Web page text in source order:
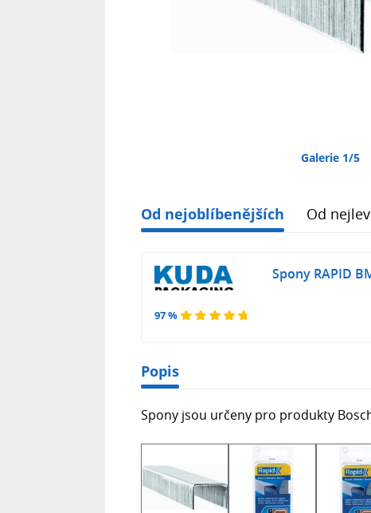
Galerie 1/5
Od nejoblíbenějších Od
97 %
Spony RAPID
Popis
Spony jsou určeny pro produkty